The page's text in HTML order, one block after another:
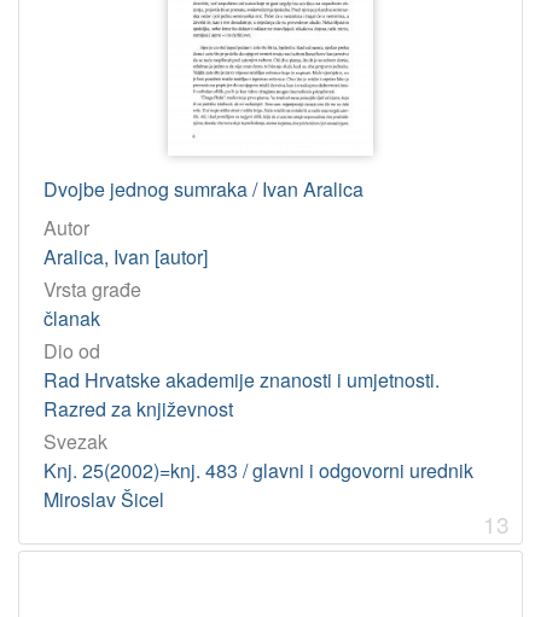
Dvojbe jednog sumraka / Ivan Aralica
Autor
Aralica, Ivan [autor]
Vrsta građe
članak
Dio od
Rad Hrvatske akademije znanosti i umjetnosti.
Razred za književnost
Svezak
Knj. 25(2002)=knj. 483 / glavni i odgovorni urednik
Miroslav Šicel
13